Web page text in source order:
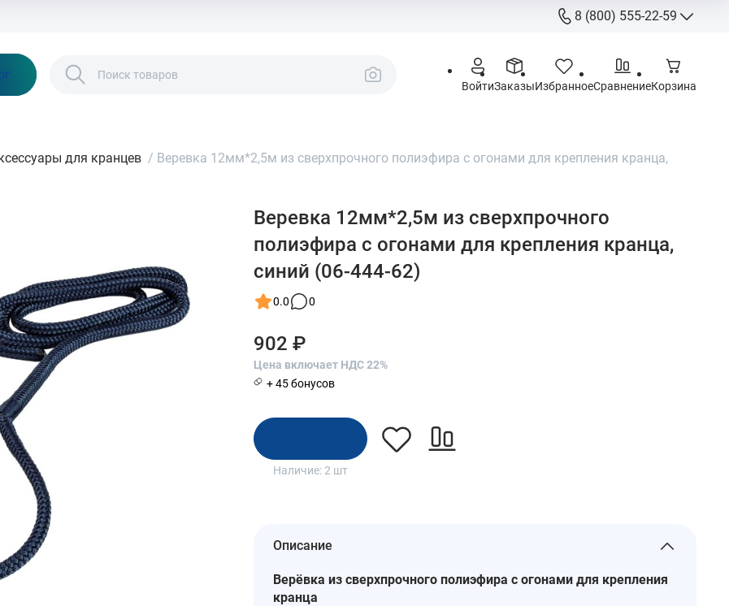
8 (800) 555-22-59
8 (800)
Call-Centre
ВойтиЗаказыИзбранноеСравнениеКорзина
для кранцев / Веревка 12мм*2,5м из сверхпрочного полиэфира с огонами для крепления кранца,
Веревка 12мм*2,5м из сверхпрочного
полиэфира с огонами для крепления кранца,
синий (06-444-62)
0.0 0
902 ₽
Цена включает НДС 22%
+ 45 бонусов
Наличие: 2 шт
Описание
Верёвка из сверхпрочного полиэфира с огонами для крепления
кранца